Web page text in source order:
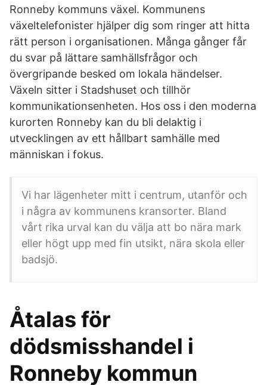
Ronneby kommuns växel. Kommunens
växeltelefonister hjälper dig som ringer att hitta
rätt person i organisationen. Många gånger får
du svar på lättare samhällsfrågor och
övergripande besked om lokala händelser.
Växeln sitter i Stadshuset och tillhör
kommunikationsenheten. Hos oss i den moderna
kurorten Ronneby kan du bli delaktig i
utvecklingen av ett hållbart samhälle med
människan i fokus.
Vi har lägenheter mitt i centrum, utanför och
i några av kommunens kransorter. Bland
vårt rika urval kan du välja att bo nära mark
eller högt upp med fin utsikt, nära skola eller
badsjö.
Åtalas för
dödsmisshandel i
Ronneby kommun